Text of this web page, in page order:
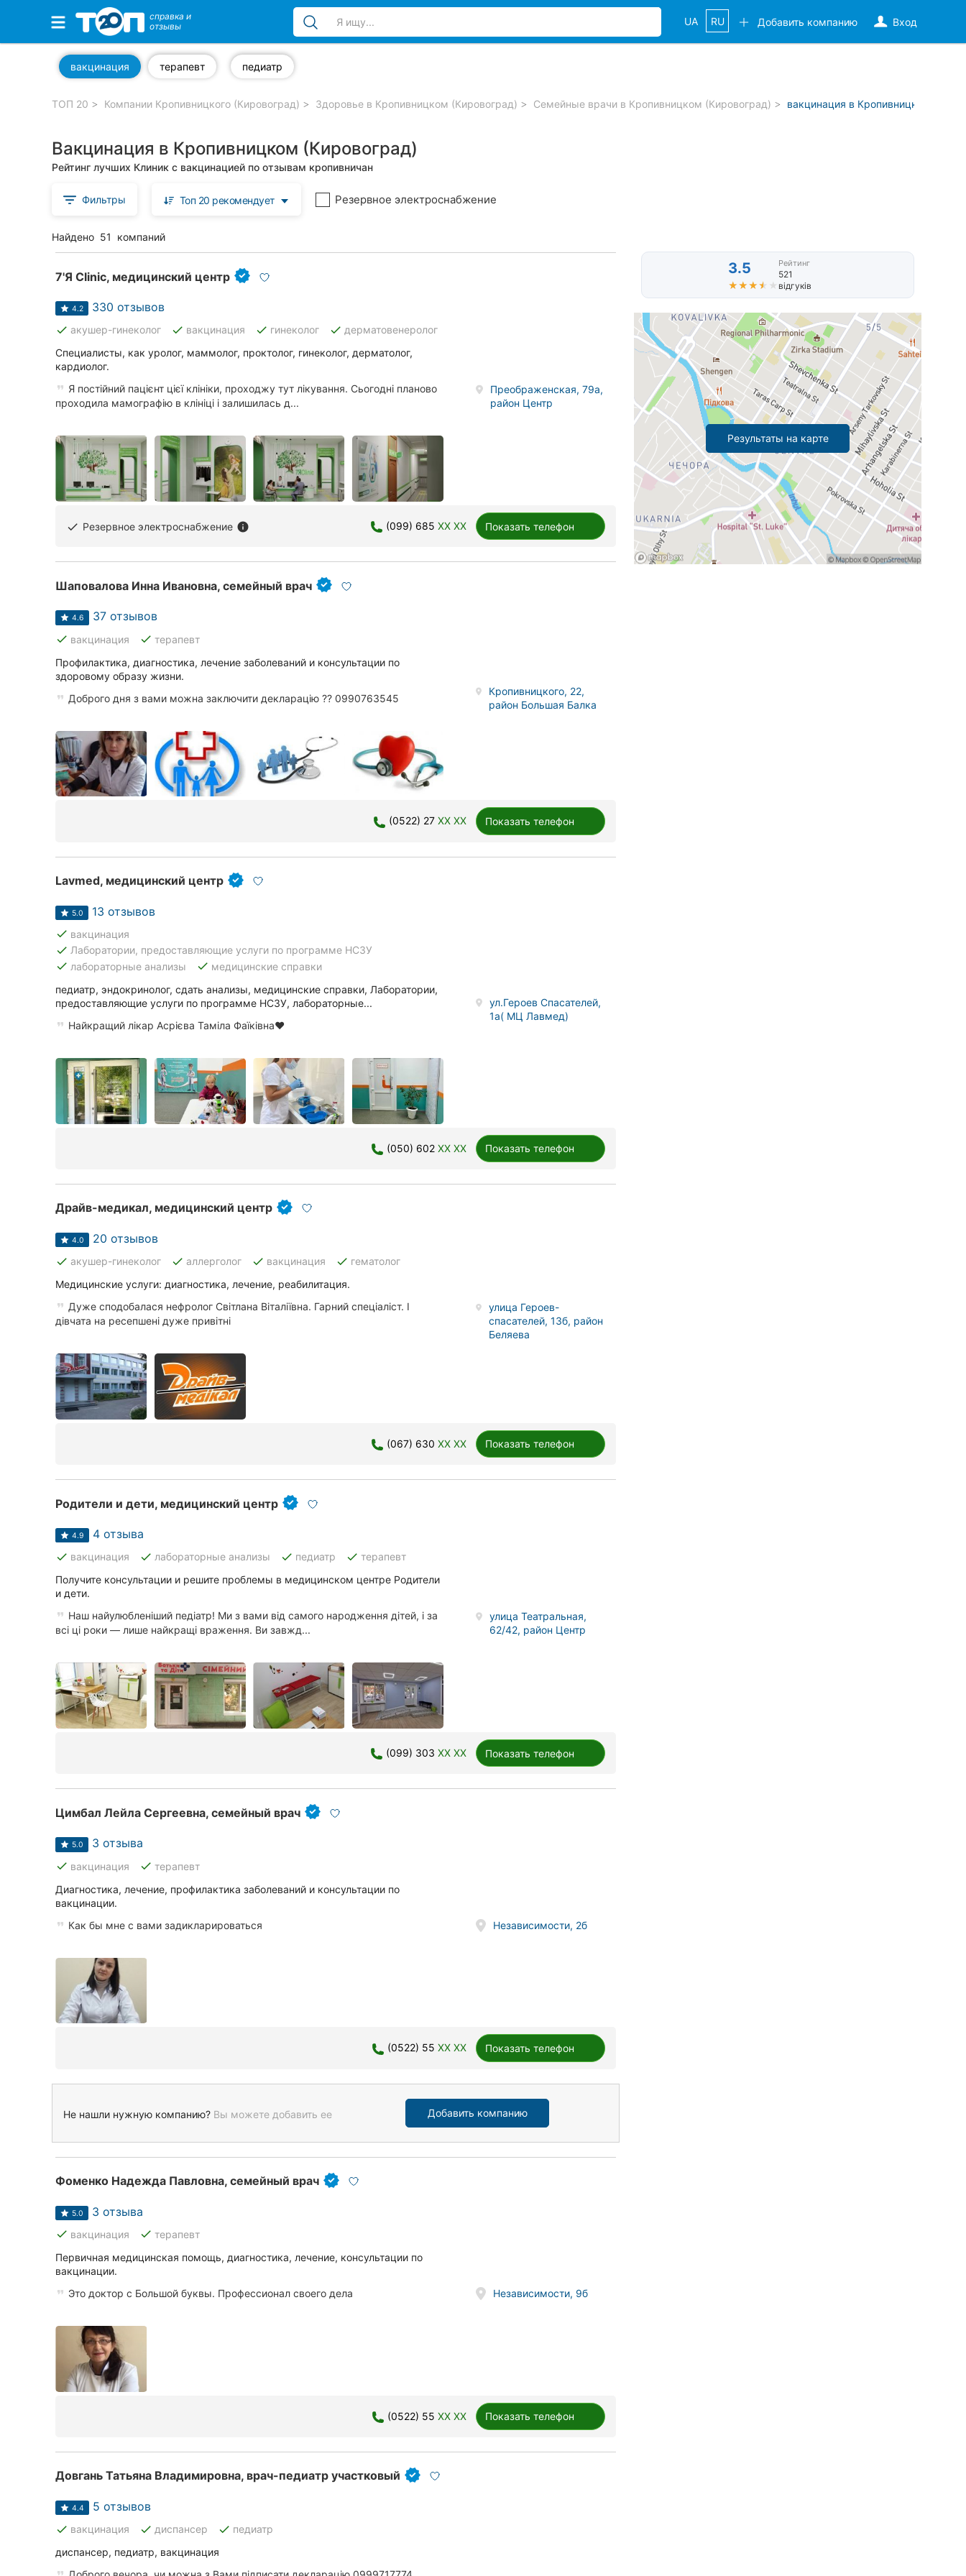
Избранные компании
Стоматологии
Ветеринарные клиники
Автошколы
Рестораны
Все рубрики
Все города:
Кропивницкий
Тернополь
Хмельницкий
Одесса
Харьков
Запорожье
Львов
Кривой Рог
Черновцы
Сумы
Ужгород
справка и
отзывы
Вход
Добавить компанию
UA RU
терапевт
вакцинация педиатр
ТОП 20 Компании Кропивницкого (Кировоград) Здоровье в Кропивницком (Кировоград) Семейные врачи в Кропивницком (Кировоград) вакцинация в Кропивницком
Вакцинация в Кропивницком (Кировоград)
Рейтинг лучших Клиник с вакцинацией по отзывам кропивничан
Фильтры Топ 20 рекомендует Резервное электроснабжение
Найдено 51 компаний
7'Я Clinic, медицинский центр
4.2 330 отзывов
done акушер-гинеколог done вакцинация done гинеколог done дерматовенеролог
Специалисты, как уролог, маммолог, проктолог, гинеколог, дерматолог,
кардиолог.
Я постійний пацієнт цієї клініки, проходжу тут лікування. Сьогодні планово
проходила мамографію в клініці і залишилась д...
Преображенская, 79а,
район Центр
done Резервное электроснабжение info (099) 685 XX XX Показать телефон
Шаповалова Инна Ивановна, семейный врач
4.6 37 отзывов
done вакцинация done терапевт
Профилактика, диагностика, лечение заболеваний и консультации по
здоровому образу жизни.
Доброго дня з вами можна заключити декларацію ?? 0990763545
Кропивницкого, 22,
район Большая Балка
(0522) 27 XX XX Показать телефон
Lavmed, медицинский центр
5.0 13 отзывов
done вакцинация
done Лаборатории, предоставляющие услуги по программе НСЗУ
done лабораторные анализы done медицинские справки
педиатр, эндокринолог, сдать анализы, медицинские справки, Лаборатории,
предоставляющие услуги по программе НСЗУ, лабораторные...
Найкращий лікар Асрієва Таміла Фаїківна❤️
ул.Героев Спасателей,
1а( МЦ Лавмед)
(050) 602 XX XX Показать телефон
Драйв-медикал, медицинский центр
4.0 20 отзывов
done акушер-гинеколог done аллерголог done вакцинация done гематолог
Медицинские услуги: диагностика, лечение, реабилитация.
Дуже сподобалася нефролог Світлана Віталіївна. Гарний спеціаліст. І
дівчата на ресепшені дуже привітні
улица Героев-
спасателей, 13б, район
Беляева
(067) 630 XX XX Показать телефон
Родители и дети, медицинский центр
4.9 4 отзыва
done вакцинация done лабораторные анализы done педиатр done терапевт
Получите консультации и решите проблемы в медицинском центре Родители
и дети.
Наш найулюбленіший педіатр! Ми з вами від самого народження дітей, і за
всі ці роки — лише найкращі враження. Ви завжд...
улица Театральная,
62/42, район Центр
(099) 303 XX XX Показать телефон
Цимбал Лейла Сергеевна, семейный врач
5.0 3 отзыва
done вакцинация done терапевт
Диагностика, лечение, профилактика заболеваний и консультации по
вакцинации.
Как бы мне с вами задикларироваться
Независимости, 2б
(0522) 55 XX XX Показать телефон
Не нашли нужную компанию? Вы можете добавить ее Добавить компанию
Фоменко Надежда Павловна, семейный врач
5.0 3 отзыва
done вакцинация done терапевт
Первичная медицинская помощь, диагностика, лечение, консультации по
вакцинации.
Это доктор с Большой буквы. Профессионал своего дела
Независимости, 9б
(0522) 55 XX XX Показать телефон
Довгань Татьяна Владимировна, врач-педиатр участковый
4.4 5 отзывов
done вакцинация done диспансер done педиатр
диспансер, педиатр, вакцинация
3.5
★★★★★
★★★★★
Рейтинг
521
відгуків
Результаты на карте